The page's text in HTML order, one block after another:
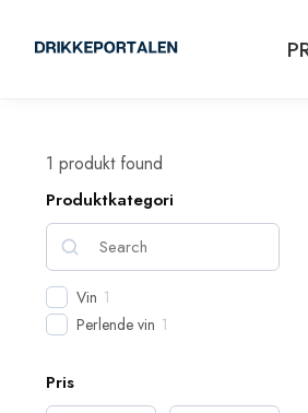
1 produkt found
Produktkategori
Vin 1
Perlende vin 1
Pris